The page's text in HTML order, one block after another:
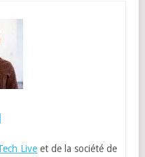
Live et de la société de